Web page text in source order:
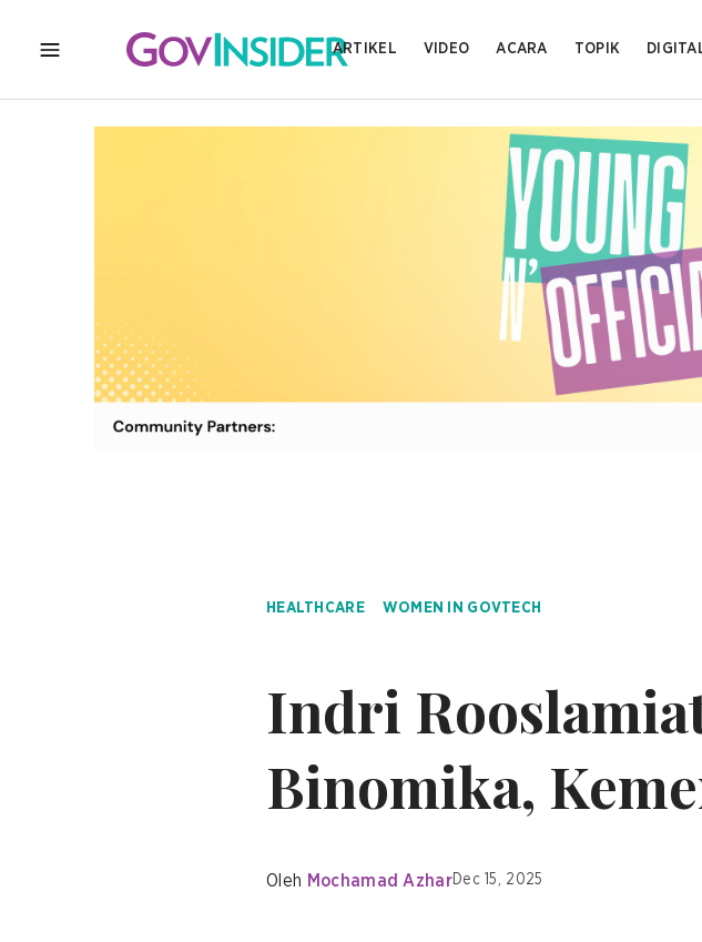
MENU
ARTIKEL VIDEO ACARA TOPIK
HEALTHCARE WOMEN IN GOVTECH
Indri
Binomika,
Oleh Mochamad AzharDec 15, 2025